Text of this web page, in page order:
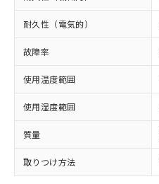
耐久性（電気的）
故障率
使用温度範囲
使用湿度範囲
質量
取りつけ方法
ご相談ください
オムロン制御機
販売ネ
在庫状況およ
事前の承諾な
示しないようお
マイパーツ機
ビス）をご利
メンバーズに
お客様が当ウェ
但し、RoHS指令で産業用
適用除外項目は除く。
フタル酸エステル類の４物
図的な使用がないことを確
※2 対応予定月
部品在庫の切り替え
月が前後することが
DEHP(フタル酸ビス(2-エ
※2 環境保護使用
「ｅ」：有害物質（
準値以下であること
「10」：通常の使用
質が外部に漏えいし
及ぼさない年数を意味
「－」：未確認です
い合わせください。
当社は貴社製
ル、化学兵器、
武器並びにこ
使用いたしませ
当社は、貴社
場合は、上記1
該第三者に通
販売先および販
法に輸出するお
り引きをいたし
－
在庫なし(
いては、
たはお客
機器販売
受注生産
情報を公開